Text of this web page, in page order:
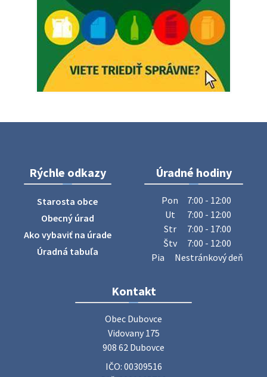
Dnešný zvoz odpadu
Vážený občan, dnes 5. 8. sa zváža komunálny odpad.
5. augusta 2026 05:00
ZBER ŽELEZA
Obecný úrad oznamuje občanom, že v stredu 29. júla 2026
sa v našej obci uskutoční zber železa. Pracovníci Obecného
úradu budú od 8.00 hod. prechádzať obcou a zbierať
železný odpad …
27. júla 2026 06:31
Zájazd do Veľkého Medera
Základná organizácia Únie žien Slovenska Dubovce
srdečne pozýva svoje členky, ich rodinných príslušníkov aj
priateľov na jednodňový zájazd na termálne kúpalisko
Rýchle odkazy
Starosta obce
Obecný úrad
Ako vybaviť na úrade
Úradná tabuľa
Úradné hodiny
Pon
7:00 - 12:00
Ut
7:00 - 12:00
Str
7:00 - 17:00
Štv
7:00 - 12:00
Pia
Nestránkový deň
Kontakt
Obec Dubovce
Vidovany 175
908 62 Dubovce
IČO: 00309516